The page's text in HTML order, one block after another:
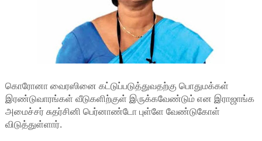
கொரோனா வைரஸினை கட்டுப்படுத்துவதற்கு பொதுமக்கள்
இரண்டுவாரங்கள் வீடுகளிற்குள் இருக்கவேண்டும் என இராஜாங்க
அமைச்சர் சுதர்சினி பெர்னாண்டோ புள்ளே வேண்டுகோள்
விடுத்துள்ளார்.